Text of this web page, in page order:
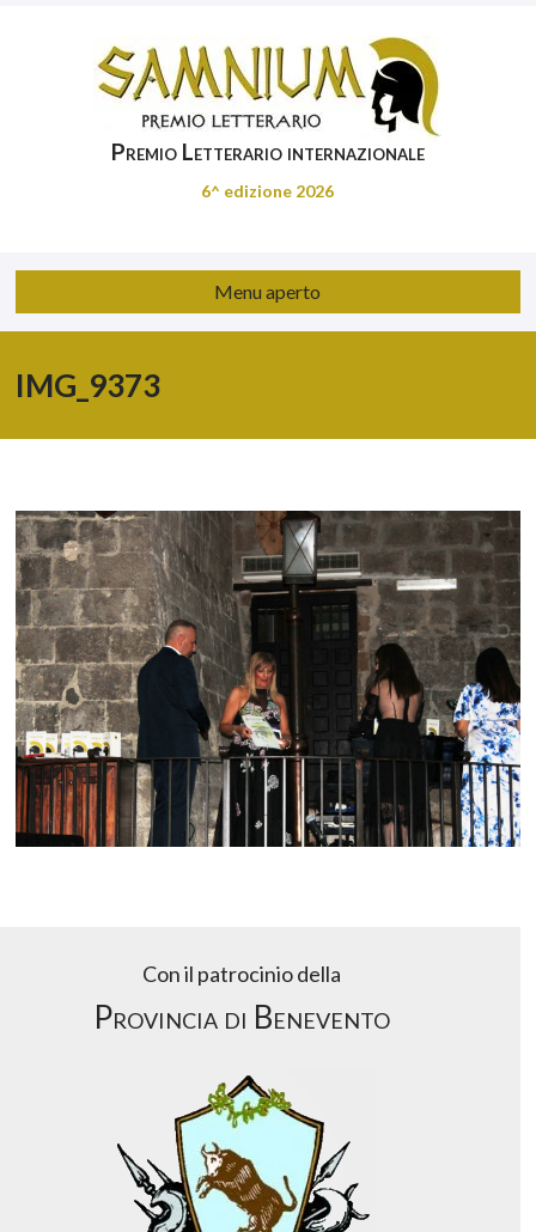
Premio Letterario internazionale
6^ edizione 2026
Menu aperto
IMG_9373
Con il patrocinio della
Provincia di Benevento